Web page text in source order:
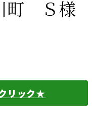
町 Ｓ様
リック★